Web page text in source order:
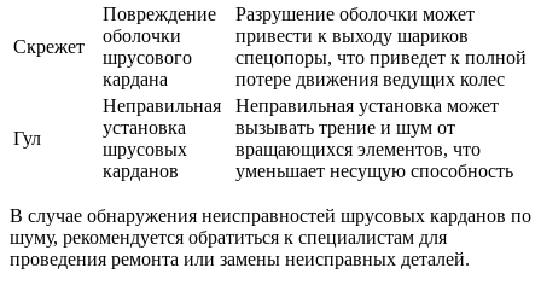
Скрежет
Повреждение
оболочки
шрусового
кардана
Разрушение оболочки может
привести к выходу шариков
спецопоры, что приведет к полной
потере движения ведущих колес
Гул
Неправильная
установка
шрусовых
карданов
Неправильная установка может
вызывать трение и шум от
вращающихся элементов, что
уменьшает несущую способность
В случае обнаружения неисправностей шрусовых карданов по
шуму, рекомендуется обратиться к специалистам для
проведения ремонта или замены неисправных деталей.